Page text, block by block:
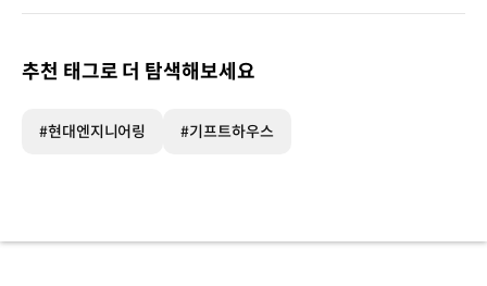
추천 태그로 더 탐색해보세요
#현대엔지니어링 #기프트하우스